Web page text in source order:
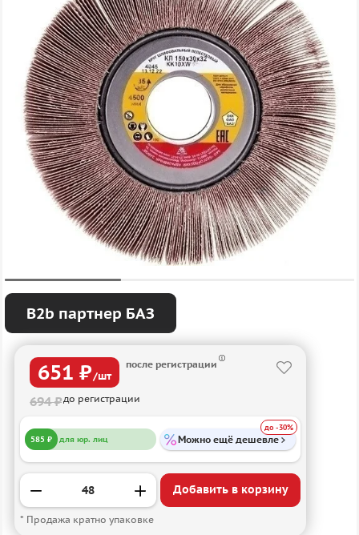
B2b партнер БАЗ
651 ₽/шт
после регистрации
694 ₽до регистрации
585 ₽ для юр. лиц Можно ещё дешевле
до -30%
Добавить в корзину
* Продажа кратно упаковке